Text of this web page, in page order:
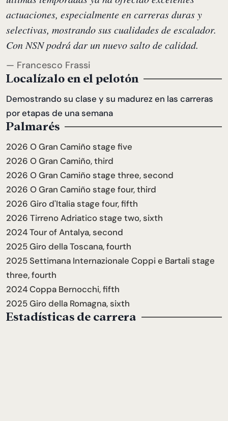
actuaciones, especialmente en carreras duras y
selectivas, mostrando sus cualidades de escalador.
Con NSN podrá dar un nuevo salto de calidad.
— Francesco Frassi
Localízalo en el pelotón
Demostrando su clase y su madurez en las carreras
por etapas de una semana
Palmarés
2026 O Gran Camiño stage five
2026 O Gran Camiño, third
2026 O Gran Camiño stage three, second
2026 O Gran Camiño stage four, third
2026 Giro d'Italia stage four, fifth
2026 Tirreno Adriatico stage two, sixth
2024 Tour of Antalya, second
2025 Giro della Toscana, fourth
2025 Settimana Internazionale Coppi e Bartali stage
three, fourth
2024 Coppa Bernocchi, fifth
2025 Giro della Romagna, sixth
Estadísticas de carrera